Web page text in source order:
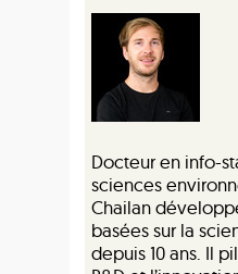
Docteur en info-
sciences
Chailan
basées sur la
depuis 10 ans. Il